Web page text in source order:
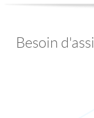
Besoin